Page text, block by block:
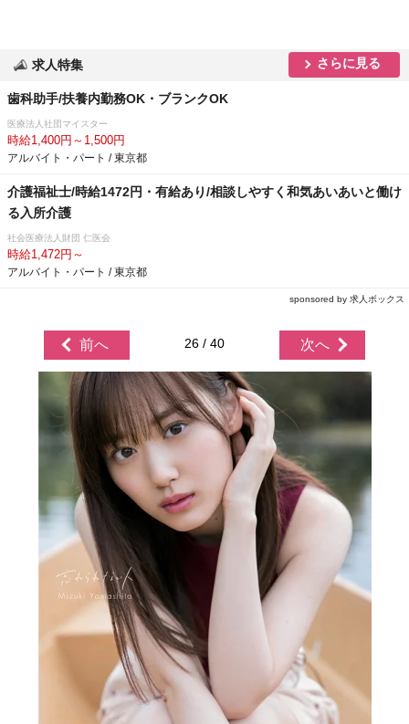
求人特集 さらに見る
歯科助手/扶養内勤務OK・ブランクOK
医療法人社団マイスター
時給1,400円～1,500円
アルバイト・パート / 東京都
介護福祉士/時給1472円・有給あり/相談しやすく和気あいあいと働け
る入所介護
社会医療法人財団 仁医会
時給1,472円～
アルバイト・パート / 東京都
sponsored by 求人ボックス
前へ 26 / 40 次へ